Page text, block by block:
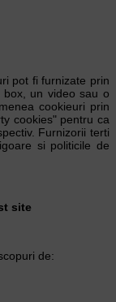
pot fi furnizate prin
box, un video sau o
cookieuri prin
cookies" pentru ca
Furnizorii terti
si politicile de
site
de: